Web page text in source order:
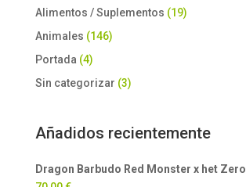
Alimentos / Suplementos (19)
Animales (146)
Portada (4)
Sin categorizar (3)
Añadidos recientemente
Dragon Barbudo Red Monster x het Zero